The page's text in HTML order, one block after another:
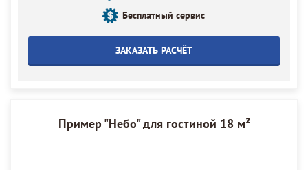
Бесплатный сервис
ЗАКАЗАТЬ РАСЧЁТ
Пример "Небо" для гостиной 18 м²